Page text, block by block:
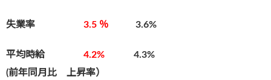
失業率 3.5 ％ 3.6%
平均時給 4.2% 4.3%
(前年同月比 上昇率）